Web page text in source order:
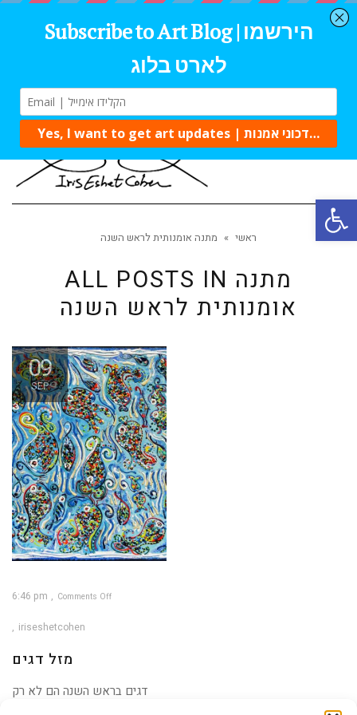
ראשי » מתנה אומנותית לראש השנה
ALL POSTS IN מתנה
אומנותית לראש השנה
09
SEP
6:46 pm Comments Off
iriseshetcohen
מזל דגים
דגים בראש השנה הם לא רק